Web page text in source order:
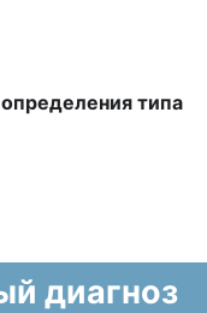
типа
диагноз